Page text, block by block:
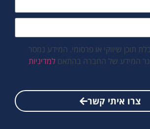
תוכן שיווקי או פרסומי. המידע נמסר
המידע של החברה בהתאם למדיניות
צרו איתי קשר